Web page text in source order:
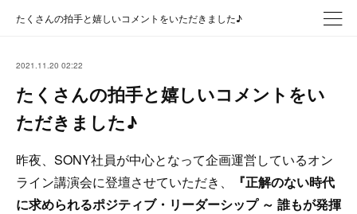
たくさんの拍手と嬉しいコメントをいただきました♪
2021.11.20 02:22
たくさんの拍手と嬉しいコメントをい
ただきました♪
昨夜、SONY社員が中心となって企画運営しているオン
ライン講演会に登壇させていただき、
『正解のない時代
に求められるポジティブ・リーダーシップ ～ 誰もが発揮